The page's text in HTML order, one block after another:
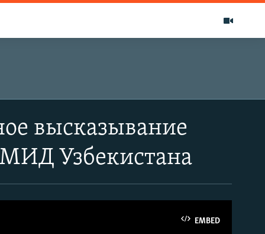
высказывание
Узбекистана
EMBED